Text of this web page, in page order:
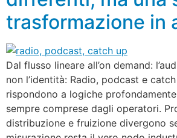
trasformazione in
Dal flusso lineare all’on demand:
non l’identità: Radio, podcast e
rispondono a logiche
sempre comprese dagli operatori.
distribuzione e fruizione divergono